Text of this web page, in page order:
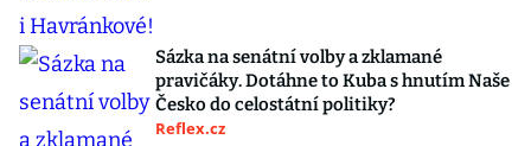
Sázka na senátní volby a zklamané
pravičáky. Dotáhne to Kuba s hnutím Naše
Česko do celostátní politiky?
Reflex.cz